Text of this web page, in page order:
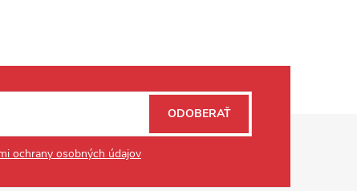
ochrany osobných údajov
ODOBERAŤ